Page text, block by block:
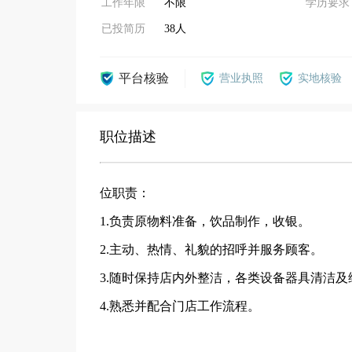
工作年限 不限
已投简历 38人
学历要求
平台核验 营业执照 实地核验
职位描述
位职责：
1.负责原物料准备，饮品制作，收银。
2.主动、热情、礼貌的招呼并服务顾客。
3.随时保持店内外整洁，各类设备器具清洁及
4.熟悉并配合门店工作流程。